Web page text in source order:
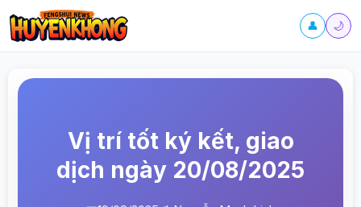
👤 🌙
Vị trí tốt ký kết, giao
dịch ngày 20/08/2025